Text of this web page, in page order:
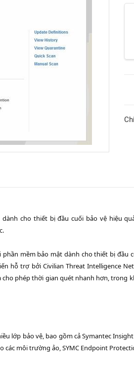
cho thiết bị đầu cuối bảo vệ hiệu
phần mềm bảo mật dành cho thiết bị
hỗ trợ bởi Civilian Threat Intelligence
phép thời gian quét nhanh hơn, trong
lớp bảo vệ, bao gồm cả Symantec
môi trường ảo, SYMC Endpoint